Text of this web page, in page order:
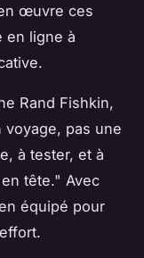
œuvre ces
en ligne à
Rand Fishkin,
voyage, pas une
à tester, et à
tête." Avec
équipé pour